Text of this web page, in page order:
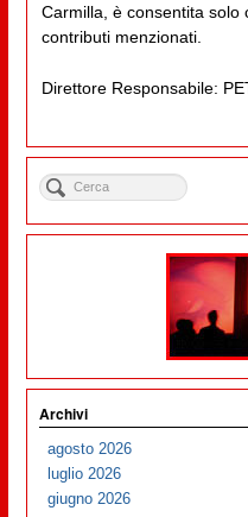
Carmilla, è consentita solo
contributi menzionati.
Direttore Responsabile:
Archivi
agosto 2026
luglio 2026
giugno 2026